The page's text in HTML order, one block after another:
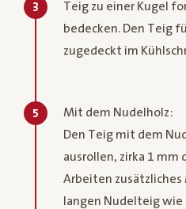
3
Teig zu einer Kugel
bedecken. Den Teig
zugedeckt im
5
Mit dem Nudelholz:
Den Teig mit dem
ausrollen, zirka 1 mm
Arbeiten zusätzliches
langen Nudelteig wie